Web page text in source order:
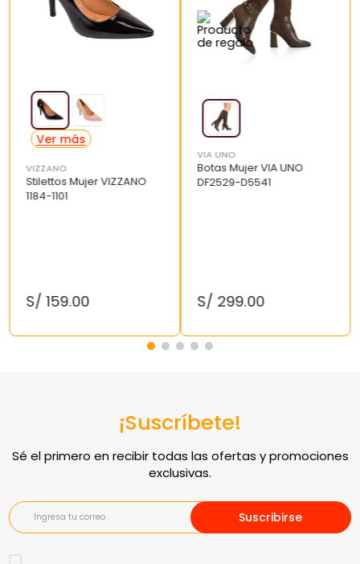
VIZZANO
Stilettos Mujer VIZZANO
1184-1101
S/ 159.00
VIA UNO
Botas Mujer VIA UNO
DF2529-D5541
S/ 299.00
¡Suscríbete!
Suscribirse